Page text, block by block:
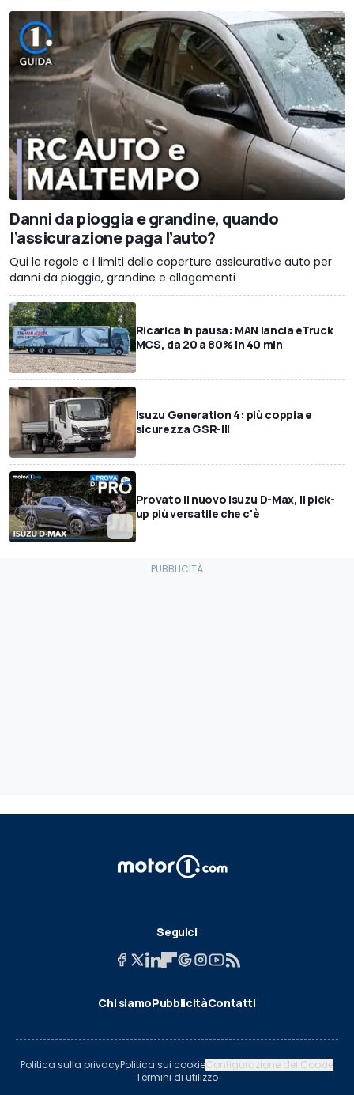
Danni da pioggia e grandine, quando
l’assicurazione paga l’auto?
Qui le regole e i limiti delle coperture assicurative auto per
danni da pioggia, grandine e allagamenti
Ricarica in pausa: MAN lancia eTruck
MCS, da 20 a 80% in 40 min
Isuzu Generation 4: più coppia e
sicurezza GSR-III
Provato il nuovo Isuzu D-Max, il pick-
up più versatile che c'è
Seguici
Chi siamoPubblicitàContatti
Politica sulla privacyPolitica sui cookieConfigurazione dei Cookie
Termini di utilizzo